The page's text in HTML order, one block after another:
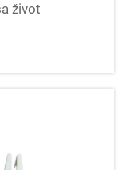
život
trh. V tomto
rýchleho
prvok